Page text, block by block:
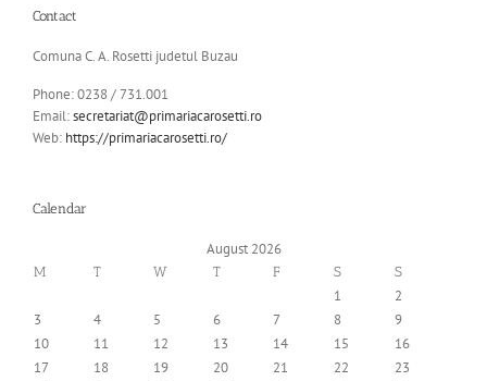
Contact
Comuna C. A. Rosetti judetul Buzau
Phone: 0238 / 731.001
Email:secretariat@primariacarosetti.ro
Web: https://primariacarosetti.ro/
Calendar
August 2026
M T W T F S S
1
2
3
4 5 6 7 8
9
10
11 12 13 14 15
16
17
18 19 20 21 22
23